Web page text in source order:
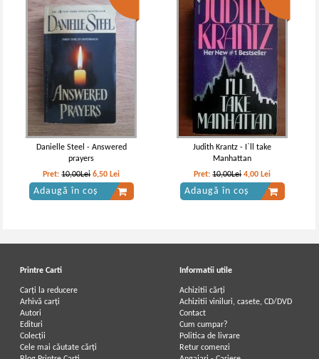
Alexandre Dumas - La Dame de
Monsoreau (3 volume, 1930)
Alexandre Dumas - Doamna de
Monsoreau (volumul 2)
Alexandre Dumas - Doamna de
Alexandre Dumas - Doamna de
Monsoreau (volumul 1)
Danielle Steel - Answered
prayers
Pret:10,00Lei 6,50 Lei
Adaugă în coș
Judith Krantz - I`ll take
Manhattan
Pret:10,00Lei 4,00 Lei
Adaugă în coș
Printre Carti
Carți la reducere
Arhivă carți
Autori
Edituri
Colecții
Cele mai căutate cărți
Informatii utile
Achizitii cărți
Achizitii viniluri, casete, CD/DVD
Contact
Cum cumpar?
Politica de livrare
Retur comenzi